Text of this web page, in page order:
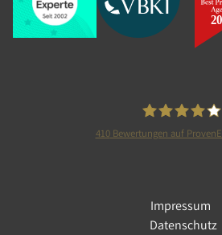
410Bewertungen auf
Impressum
Datenschutz